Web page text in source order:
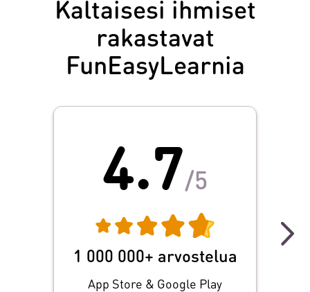
Kaltaisesi ihmiset
rakastavat
FunEasyLearnia
4.7/5
1 000 000+ arvostelua
App Store & Google Play